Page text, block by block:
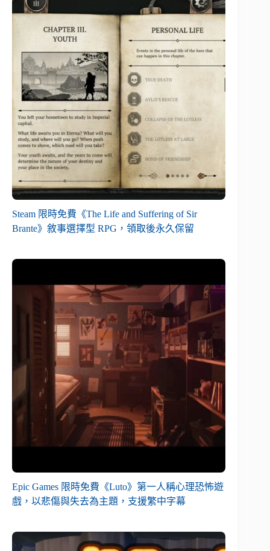
Steam 限時免費《The Life and Suffering of Sir
Brante》敘事選擇型 RPG，領取後永久保留
Epic Games 限時免費《Luto》第一人稱心理恐怖遊
戲，以悲傷與失去為主題，支援繁中字幕